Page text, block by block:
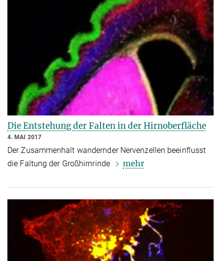
Die Entstehung der Falten in der Hirnoberfläche
4. MAI 2017
Der Zusammenhalt wandernder Nervenzellen beeinflusst
die Faltung der Großhirnrinde
mehr